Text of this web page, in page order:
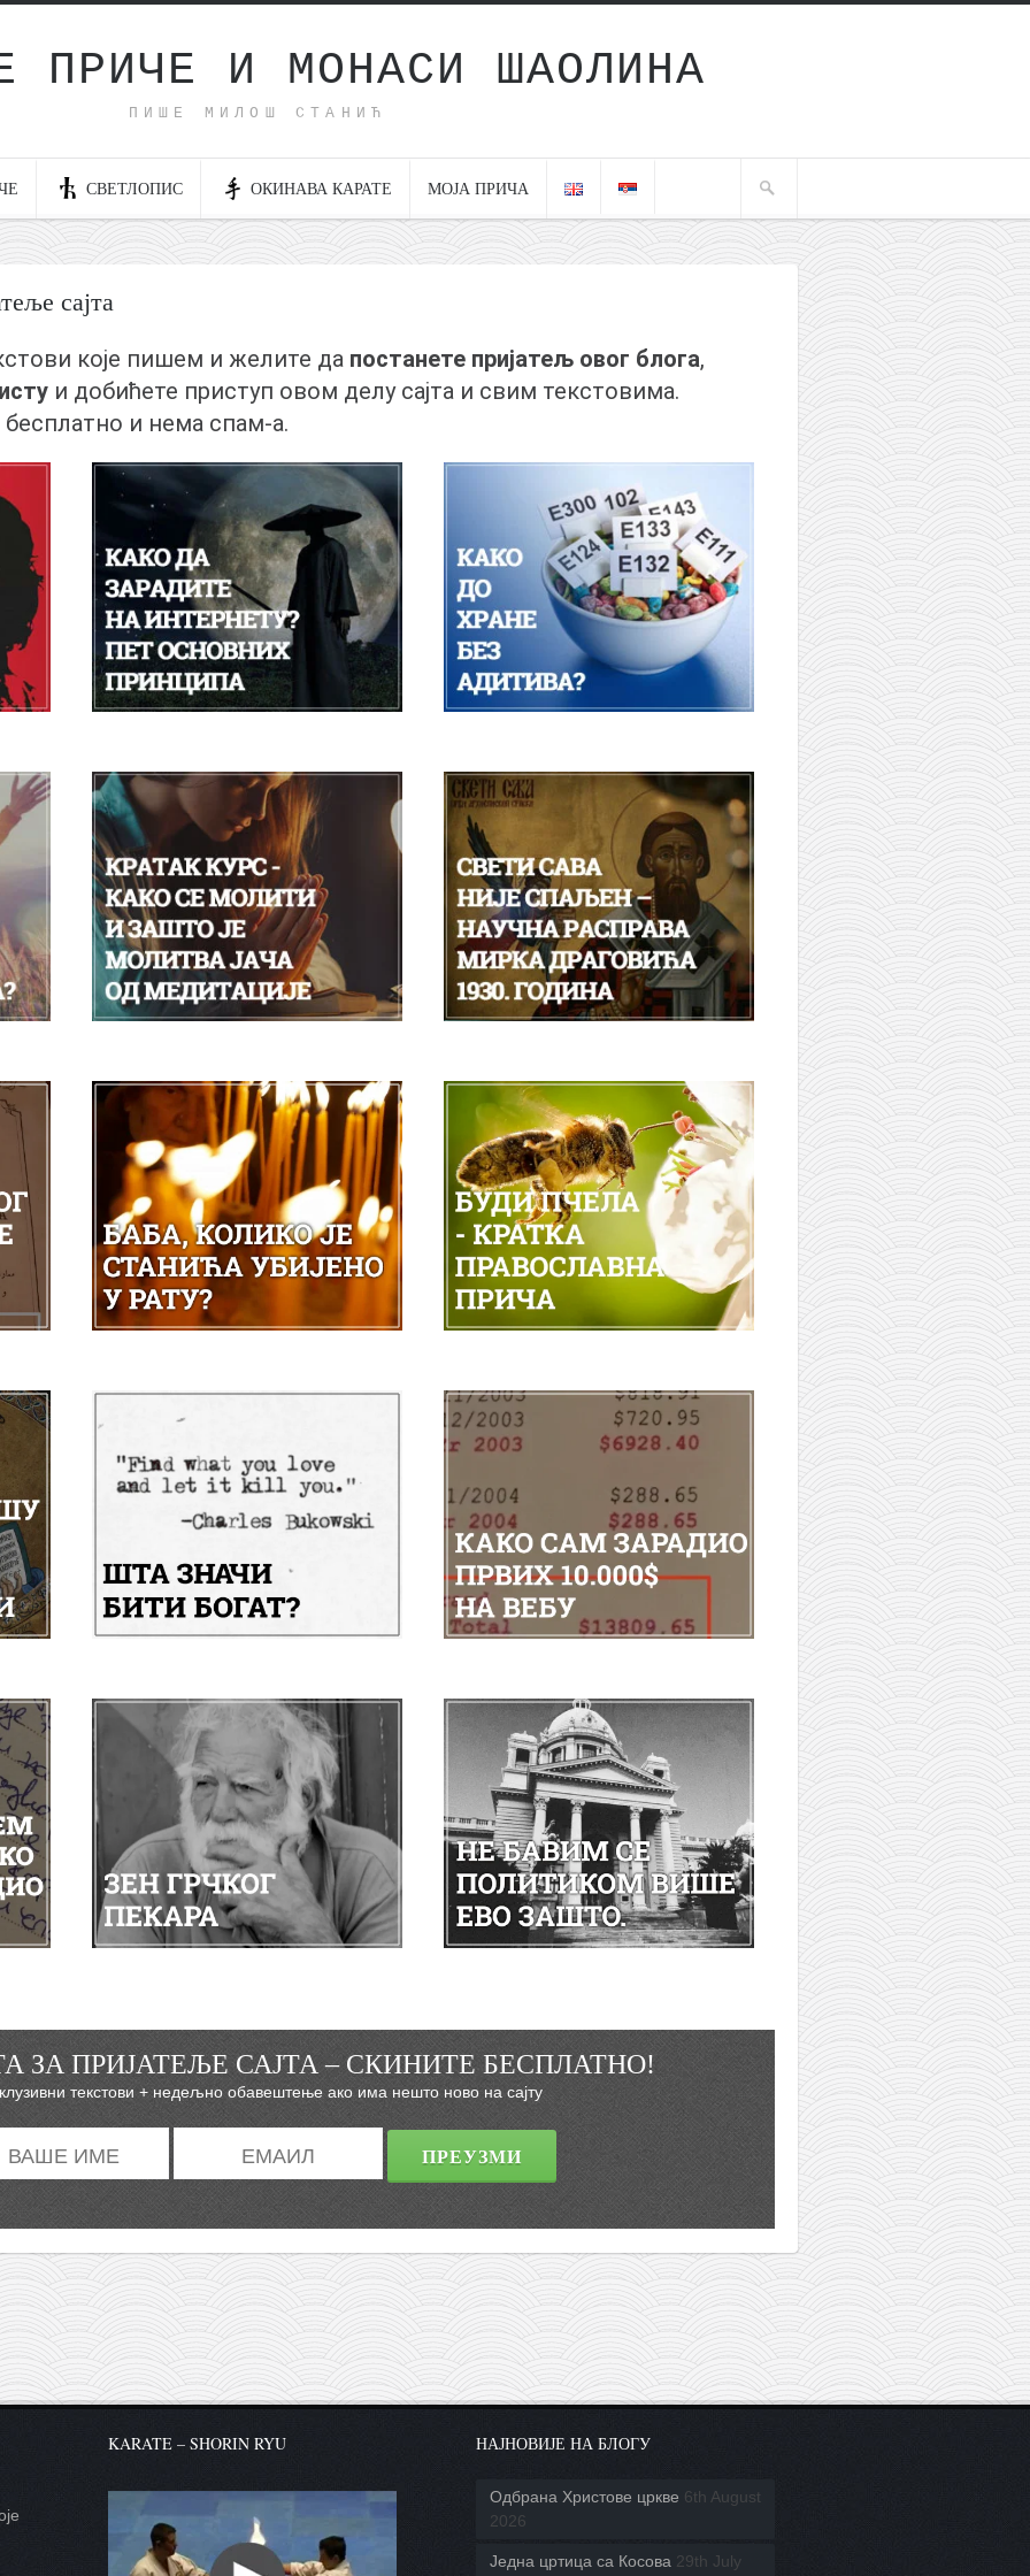
ПРИЧЕ И МОНАСИ ШАОЛИНА
ПИШЕ МИЛОШ СТАНИЋ
СВЕТЛОПИС ОКИНАВА КАРАТЕ МОЈА ПРИЧА
сајта
које пишем и желите да постанете пријатељ овог блога,
и добићете приступ овом делу сајта и свим текстовима.
бесплатно и нема спам-а.
ЗА ПРИЈАТЕЉЕ САЈТА – СКИНИТЕ БЕСПЛАТНО!
текстови + недељно обавештење ако има нешто ново на сајту
KARATE – SHORIN RYU НАЈНОВИЈЕ НА БЛОГУ
Одбрана Христове цркве 6th August
2026
Једна цртица са Косова 29th July